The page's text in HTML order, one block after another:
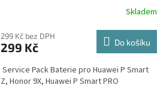
Skladem
299 Kč bez DPH
299 Kč Do košíku
Service Pack Baterie pro Huawei P Smart
Z, Honor 9X, Huawei P Smart PRO